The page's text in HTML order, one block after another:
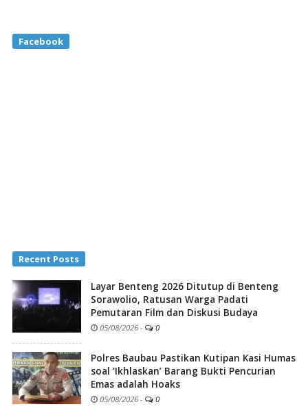
Facebook
Recent Posts
Layar Benteng 2026 Ditutup di Benteng
Sorawolio, Ratusan Warga Padati
Pemutaran Film dan Diskusi Budaya
05/08/2026 - 0
Polres Baubau Pastikan Kutipan Kasi Humas
soal ‘Ikhlaskan’ Barang Bukti Pencurian
Emas adalah Hoaks
05/08/2026 - 0